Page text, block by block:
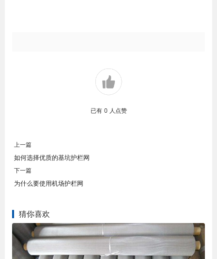
已有 0 人点赞
上一篇
如何选择优质的基坑护栏网
下一篇
为什么要使用机场护栏网
猜你喜欢